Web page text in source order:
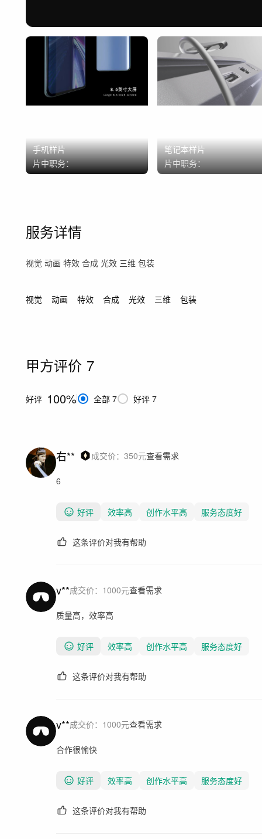
手机样片
片中职务：
笔记本样片
片中职务：
服务详情
视觉 动画 特效 合成 光效 三维 包装
视觉 动画 特效 合成 光效 三维 包装
甲方评价 7
好评 100% 全部 7 好评 7
右** 成交价： 350元查看需求
6
好评 效率高 创作水平高 服务态度好
这条评价对我有帮助
v**成交价： 1000元查看需求
质量高，效率高
好评 效率高 创作水平高 服务态度好
这条评价对我有帮助
v**成交价： 1000元查看需求
合作很愉快
好评 效率高 创作水平高 服务态度好
这条评价对我有帮助